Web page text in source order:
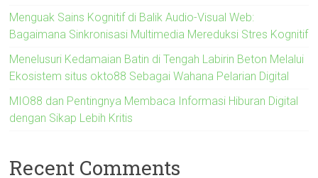
Menguak Sains Kognitif di Balik Audio-Visual Web:
Bagaimana Sinkronisasi Multimedia Mereduksi Stres Kognitif
Menelusuri Kedamaian Batin di Tengah Labirin Beton Melalui
Ekosistem situs okto88 Sebagai Wahana Pelarian Digital
MIO88 dan Pentingnya Membaca Informasi Hiburan Digital
dengan Sikap Lebih Kritis
Recent Comments